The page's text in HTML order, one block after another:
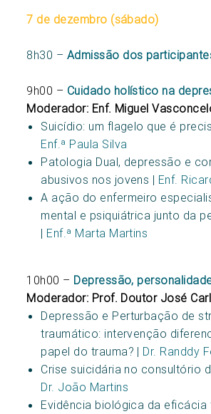
7 de dezembro (sábado)
8h30 – Admissão dos
9h00 – Cuidado holístico na
Moderador: Enf. Miguel
Suicídio: um flagelo que é
Enf.ª Paula Silva
Patologia Dual, depressão e
abusivos nos jovens | Enf.
A ação do enfermeiro
mental e psiquiátrica junto da
| Enf.ª Marta Martins
10h00 – Depressão,
Moderador: Prof. Doutor José
Depressão e Perturbação de
traumático: intervenção
papel do trauma? | Dr. Randdy
Crise suicidária no consultório
Dr. João Martins
Evidência biológica da eficácia